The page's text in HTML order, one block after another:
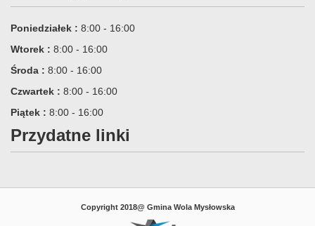
Poniedziałek : 8:00 - 16:00
Wtorek : 8:00 - 16:00
Środa : 8:00 - 16:00
Czwartek : 8:00 - 16:00
Piątek : 8:00 - 16:00
Przydatne linki
Copyright 2018@ Gmina Wola Mysłowska